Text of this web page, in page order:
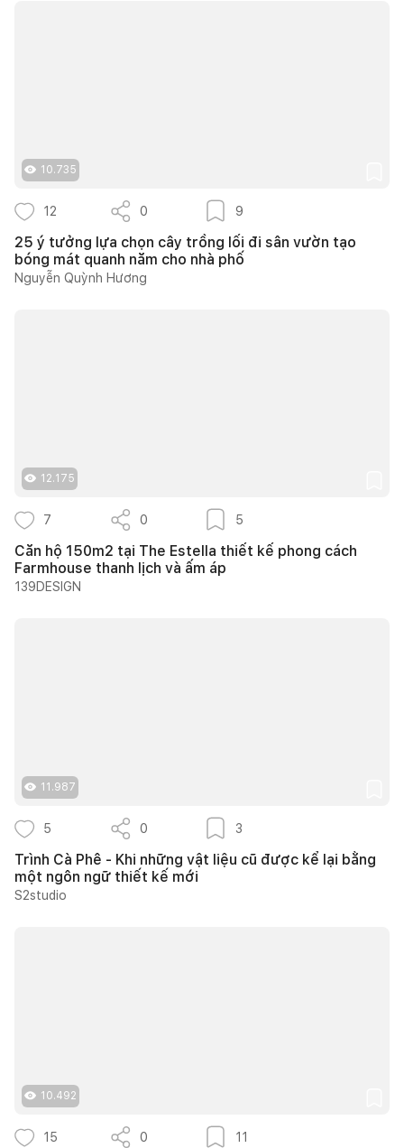
10.735
12 0 9
25 ý tưởng lựa chọn cây trồng lối đi sân vườn tạo
bóng mát quanh năm cho nhà phố
Nguyễn Quỳnh Hương
12.175
7 0 5
Căn hộ 150m2 tại The Estella thiết kế phong cách
Farmhouse thanh lịch và ấm áp
139DESIGN
11.987
5 0 3
Trình Cà Phê - Khi những vật liệu cũ được kể lại bằng
một ngôn ngữ thiết kế mới
S2studio
10.492
15 0 11